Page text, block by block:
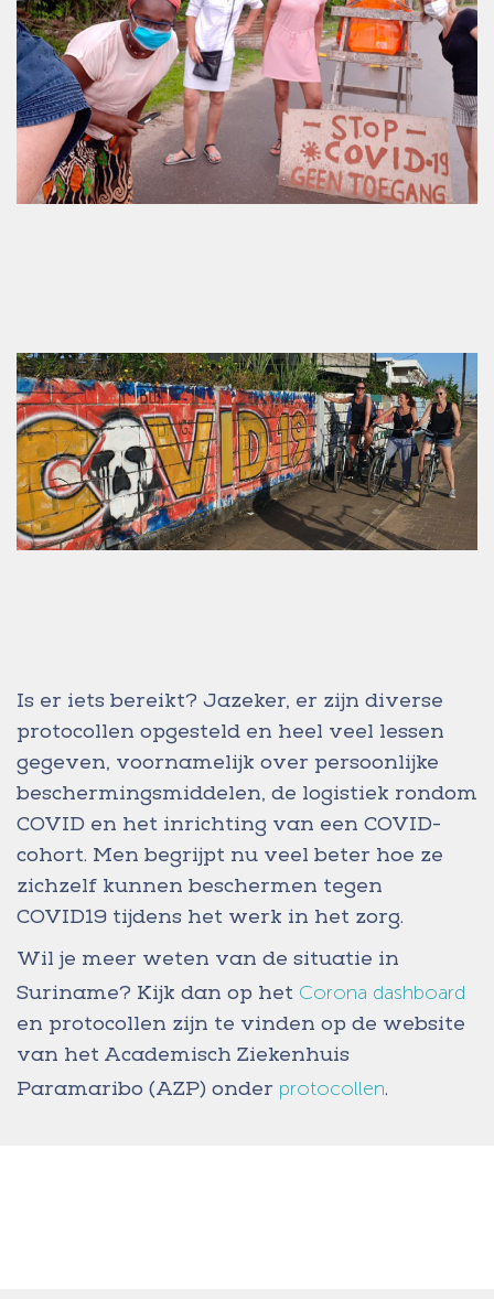
Is er iets bereikt? Jazeker, er zijn diverse
protocollen opgesteld en heel veel lessen
gegeven, voornamelijk over persoonlijke
beschermingsmiddelen, de logistiek rondom
COVID en het inrichting van een COVID-
cohort. Men begrijpt nu veel beter hoe ze
zichzelf kunnen beschermen tegen
COVID19 tijdens het werk in het zorg.
Wil je meer weten van de situatie in
Suriname? Kijk dan op het Corona dashboard
en protocollen zijn te vinden op de website
van het Academisch Ziekenhuis
Paramaribo (AZP) onder protocollen.